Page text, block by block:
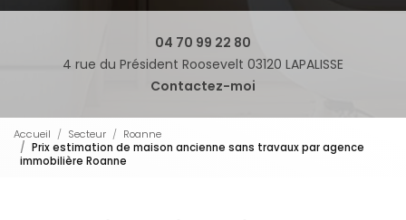
04 70 99 22 80
4 rue du Président Roosevelt 03120 LAPALISSE
Contactez-moi
Accueil Secteur
Roanne
Prix estimation de maison ancienne sans travaux par agence
immobilière Roanne